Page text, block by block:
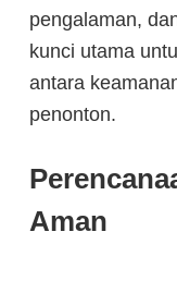
pengalaman,
kunci utama
antara
penonton.
Aman